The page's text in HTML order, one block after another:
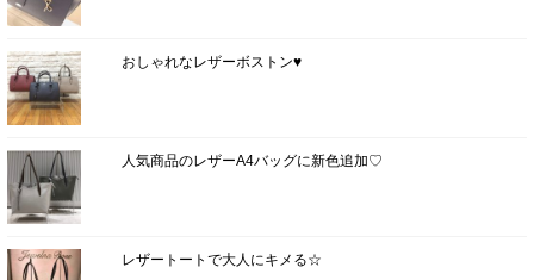
おしゃれなレザーボストン♥
人気商品のレザーA4バッグに新色追加♡
レザートートで大人にキメる☆